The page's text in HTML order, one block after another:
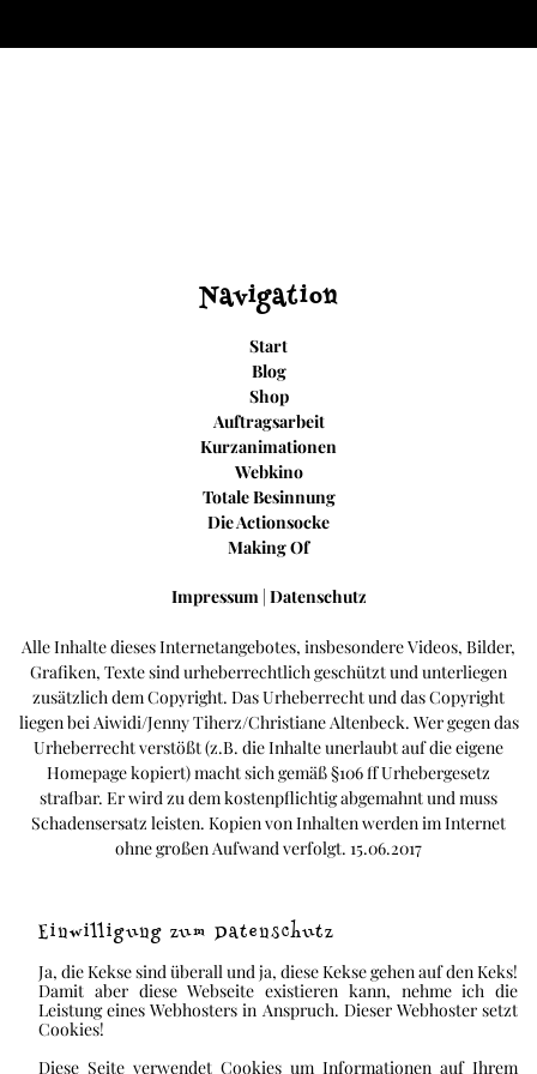
Impressum | Datenschutz
Alle Inhalte dieses Internetangebotes, insbesondere Videos, Bilder,
Grafiken, Texte sind urheberrechtlich geschützt und unterliegen
zusätzlich dem Copyright. Das Urheberrecht und das Copyright
liegen bei Aiwidi/Jenny Tiherz/Christiane Altenbeck. Wer gegen das
Urheberrecht verstößt (z.B. die Inhalte unerlaubt auf die eigene
Homepage kopiert) macht sich gemäß §106 ff Urhebergesetz
strafbar. Er wird zu dem kostenpflichtig abgemahnt und muss
Schadensersatz leisten. Kopien von Inhalten werden im Internet
ohne großen Aufwand verfolgt. 15.06.2017
Navigation
Start
Blog
Shop
Auftragsarbeit
Kurzanimationen
Webkino
Totale Besinnung
Die Actionsocke
Making Of
Einwilligung zum Datenschutz
Ja, die Kekse sind überall und ja, diese Kekse gehen auf den Keks!
Damit aber diese Webseite existieren kann, nehme ich die
Leistung eines Webhosters in Anspruch. Dieser Webhoster setzt
Cookies!
Diese Seite verwendet Cookies um Informationen auf Ihrem